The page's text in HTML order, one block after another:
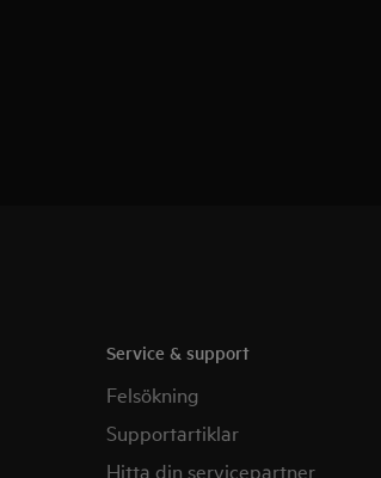
Service & support
Felsökning
Supportartiklar
Hitta din servicepartner